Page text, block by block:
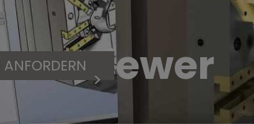
Viewer
ANFORDERN